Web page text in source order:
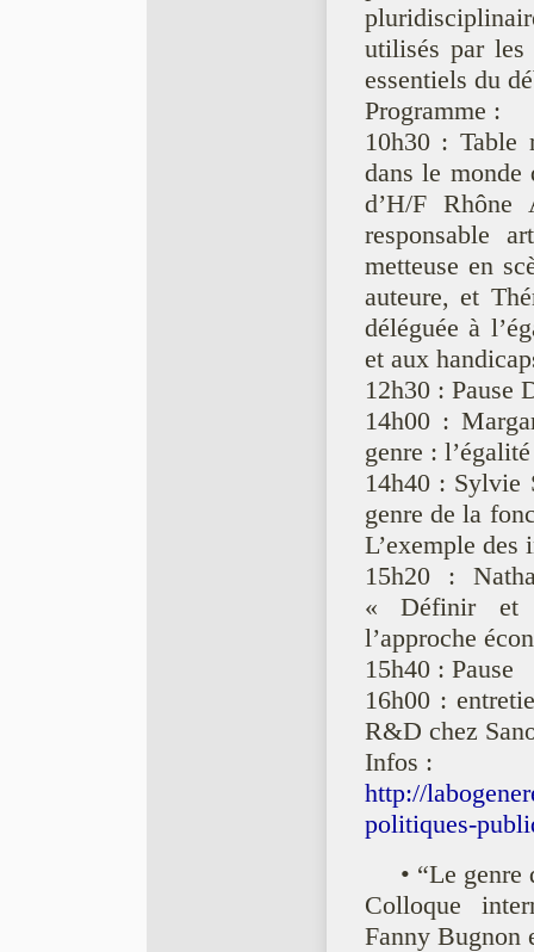
utilisés par les
essentiels du
Programme :
10h30 : Table
dans le
d’H/F Rhône
responsable
metteuse en
auteure, et
déléguée à
et aux
12h30 : Pause
14h00 :
genre :
14h40 : Sylvie
genre de la
L’exemple des
15h20 :
« Définir et
l’approche
15h40 : Pause
16h00 :
R&D chez
Infos :
http://
politiques-
• “Le genre
Colloque
Fanny Bugnon